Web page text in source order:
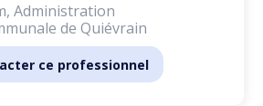
, Administration
de Quiévrain
ce professionnel